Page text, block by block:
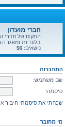
חברי מועדון
המקום של חברי
בלעדיות ומאגר
נושאים: 56
התחברות
שם משתמש:
סיסמה:
שכחתי את סיסמתי חיבור
מי מחובר